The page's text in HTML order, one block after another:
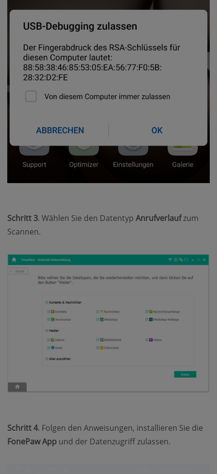
Schritt 3. Wählen Sie den Datentyp Anrufverlaufzum
Scannen.
Schritt 4. Folgen den Anweisungen, installieren Sie die
FonePaw App und der Datenzugriff zulassen.